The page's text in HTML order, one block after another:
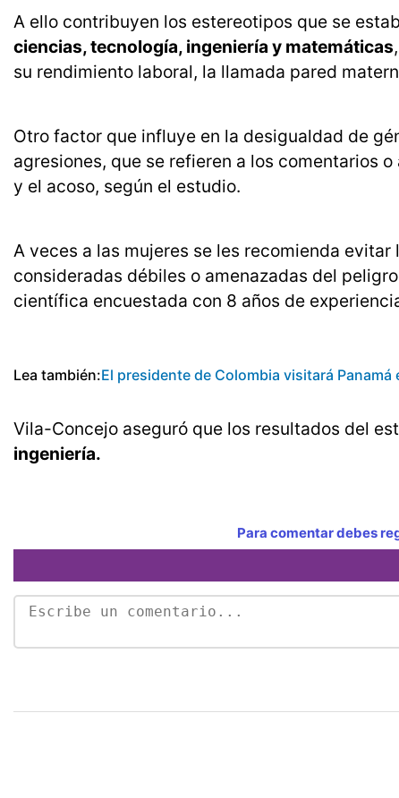
A ello contribuyen los estereotipos que se
ciencias, tecnología, ingeniería y matemáticas
su rendimiento laboral, la llamada pared
Otro factor que influye en la desigualdad de
agresiones, que se refieren a los
y el acoso, según el estudio.
A veces a las mujeres se les recomienda
consideradas débiles o amenazadas del
científica encuestada con 8 años de
Lea también:El presidente de Colombia visitará Panamá
Vila-Concejo aseguró que los resultados del
ingeniería.
Para comentar debes